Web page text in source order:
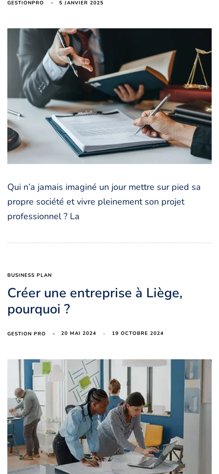
GESTIONPRO 5 JANVIER 2025
Qui n’a jamais imaginé un jour mettre sur pied sa
propre société et vivre pleinement son projet
professionnel ? La
BUSINESS PLAN
Créer une entreprise à Liège,
pourquoi ?
GESTION PRO 20 MAI 2024 19 OCTOBRE 2024